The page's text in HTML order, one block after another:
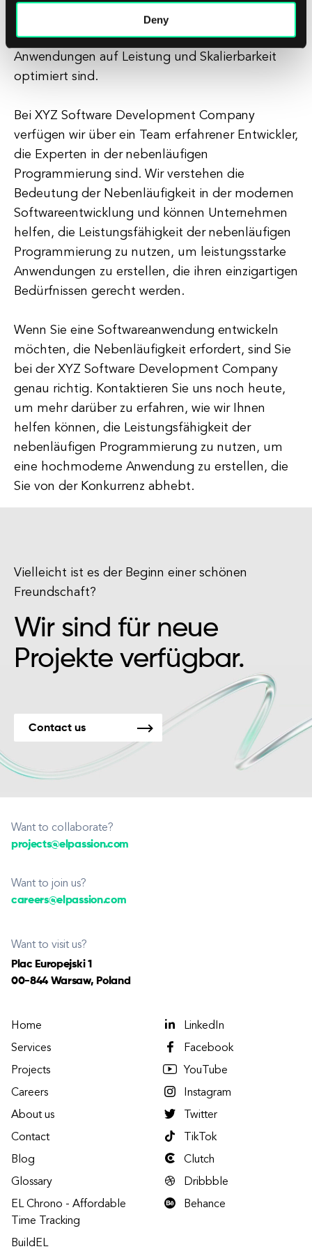
Deny
nebenläufigen Programmierung versteht, können
Unternehmen sicherstellen, dass ihre
Anwendungen auf Leistung und Skalierbarkeit
optimiert sind.
Bei XYZ Software Development Company
verfügen wir über ein Team erfahrener Entwickler,
die Experten in der nebenläufigen
Programmierung sind. Wir verstehen die
Bedeutung der Nebenläufigkeit in der modernen
Softwareentwicklung und können Unternehmen
helfen, die Leistungsfähigkeit der nebenläufigen
Programmierung zu nutzen, um leistungsstarke
Anwendungen zu erstellen, die ihren einzigartigen
Bedürfnissen gerecht werden.
Wenn Sie eine Softwareanwendung entwickeln
möchten, die Nebenläufigkeit erfordert, sind Sie
bei der XYZ Software Development Company
genau richtig. Kontaktieren Sie uns noch heute,
um mehr darüber zu erfahren, wie wir Ihnen
helfen können, die Leistungsfähigkeit der
nebenläufigen Programmierung zu nutzen, um
eine hochmoderne Anwendung zu erstellen, die
Sie von der Konkurrenz abhebt.
Vielleicht ist es der Beginn einer schönen
Freundschaft?
Wir sind für neue
Projekte verfügbar.
Contact us
Want to collaborate?
projects@elpassion.com
Want to join us?
careers@elpassion.com
Want to visit us?
Plac Europejski 1
00-844 Warsaw, Poland
Home
Services
Projects
Careers
About us
Contact
Blog
Glossary
EL Chrono - Affordable
Time Tracking
BuildEL
LinkedIn
Facebook
YouTube
Instagram
Twitter
TikTok
Clutch
Dribbble
Behance